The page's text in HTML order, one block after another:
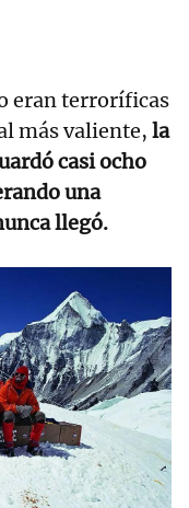
eran terroríficas
más valiente, la
casi ocho
una
llegó.